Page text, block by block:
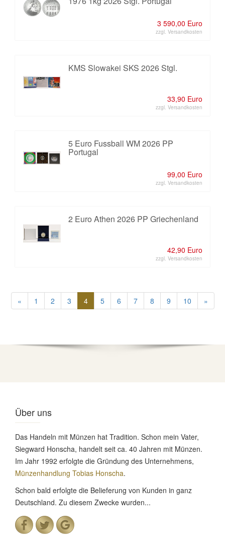
3 590,00 Euro
zzgl. Versandkosten
KMS Slowakei SKS 2026 Stgl.
33,90 Euro
zzgl. Versandkosten
5 Euro Fussball WM 2026 PP
Portugal
99,00 Euro
zzgl. Versandkosten
2 Euro Athen 2026 PP Griechenland
42,90 Euro
zzgl. Versandkosten
« 1 2 3 4 5 6 7 8 9 10 »
Über uns
Das Handeln mit Münzen hat Tradition. Schon mein Vater,
Siegward Honscha, handelt seit ca. 40 Jahren mit Münzen.
Im Jahr 1992 erfolgte die Gründung des Unternehmens,
Münzenhandlung Tobias Honscha.
Schon bald erfolgte die Belieferung von Kunden in ganz
Deutschland. Zu diesem Zwecke wurden...